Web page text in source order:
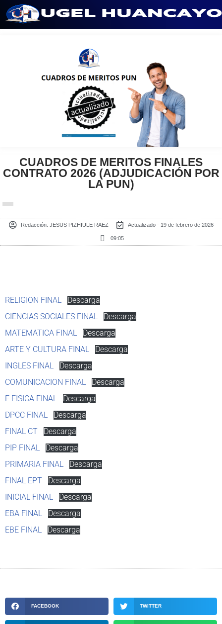
CUADROS DE MERITOS FINALES
CONTRATO 2026 (ADJUDICACIÓN POR
LA PUN)
Redacción: JESUS PIZHIULE RAEZ Actualizado - 19 de febrero de 2026
09:05
RELIGION FINAL
Descarga
CIENCIAS SOCIALES FINAL
Descarga
MATEMATICA FINAL
Descarga
ARTE Y CULTURA FINAL
Descarga
INGLES FINAL
Descarga
COMUNICACION FINAL
Descarga
E FISICA FINAL
Descarga
DPCC FINAL
Descarga
FINAL CT
Descarga
PIP FINAL
Descarga
PRIMARIA FINAL
Descarga
FINAL EPT
Descarga
INICIAL FINAL
Descarga
EBA FINAL
Descarga
EBE FINAL
Descarga
FACEBOOK TWITTER